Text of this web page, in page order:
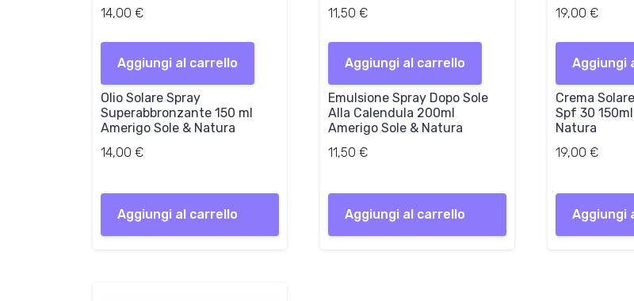
14,00 €
Aggiungi al carrello
Olio Solare Spray
Superabbronzante 150 ml
Amerigo Sole & Natura
14,00 €
Aggiungi al carrello
11,50 €
Aggiungi al carrello
Emulsione Spray Dopo Sole
Alla Calendula 200ml
Amerigo Sole & Natura
11,50 €
Aggiungi al carrello
19,00 €
Aggiungi
Crema
Spf 30
Natura
19,00 €
Aggiungi